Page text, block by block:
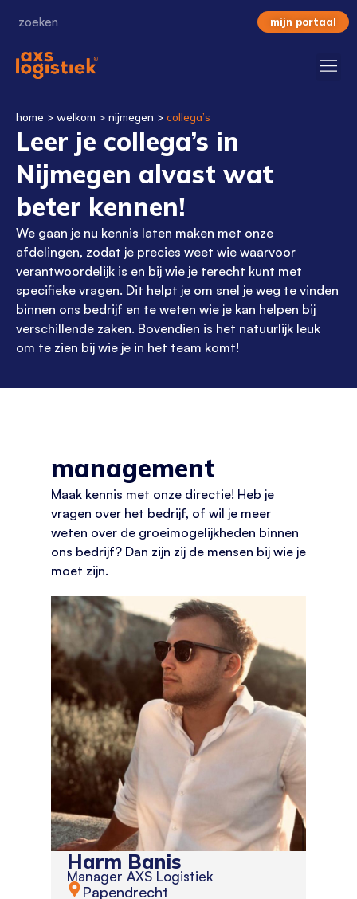
mijn portaal
home > welkom > nijmegen > collega’s
Leer je collega’s in
Nijmegen alvast wat
beter kennen!
We gaan je nu kennis laten maken met onze
afdelingen, zodat je precies weet wie waarvoor
verantwoordelijk is en bij wie je terecht kunt met
specifieke vragen. Dit helpt je om snel je weg te vinden
binnen ons bedrijf en te weten wie je kan helpen bij
verschillende zaken. Bovendien is het natuurlijk leuk
om te zien bij wie je in het team komt!
management
Maak kennis met onze directie! Heb je
vragen over het bedrijf, of wil je meer
weten over de groeimogelijkheden binnen
ons bedrijf? Dan zijn zij de mensen bij wie je
moet zijn.
Harm Banis
Manager AXS Logistiek
Papendrecht